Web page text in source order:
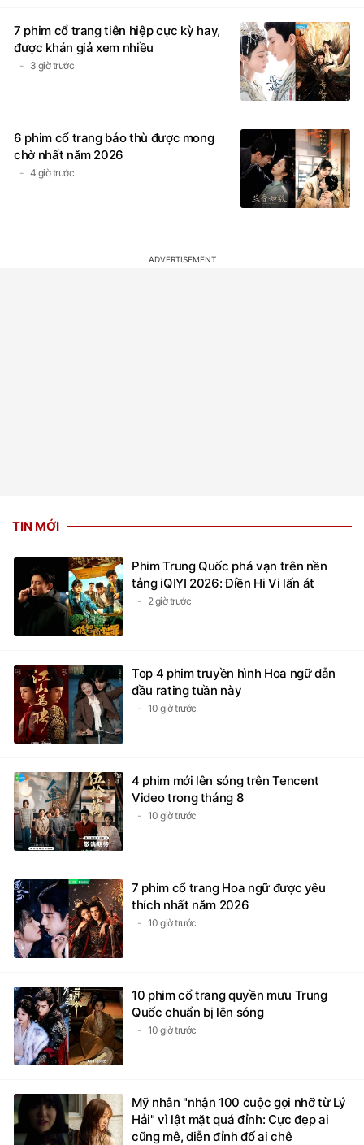
7 phim cổ trang tiên hiệp cực kỳ hay,
được khán giả xem nhiều
3 giờ trước
6 phim cổ trang báo thù được mong
chờ nhất năm 2026
4 giờ trước
TIN MỚI
Phim Trung Quốc phá vạn trên nền
tảng iQIYI 2026: Điền Hi Vi lấn át
2 giờ trước
Top 4 phim truyền hình Hoa ngữ dẫn
đầu rating tuần này
10 giờ trước
4 phim mới lên sóng trên Tencent
Video trong tháng 8
10 giờ trước
7 phim cổ trang Hoa ngữ được yêu
thích nhất năm 2026
10 giờ trước
10 phim cổ trang quyền mưu Trung
Quốc chuẩn bị lên sóng
10 giờ trước
Mỹ nhân "nhận 100 cuộc gọi nhỡ từ Lý
Hải" vì lật mặt quá đỉnh: Cực đẹp ai
cũng mê, diễn đỉnh đố ai chê